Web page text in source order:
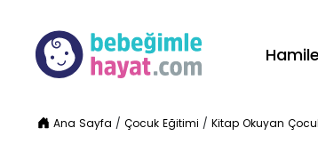
Ana Sayfa /Çocuk Eğitimi /Kitap Okuyan